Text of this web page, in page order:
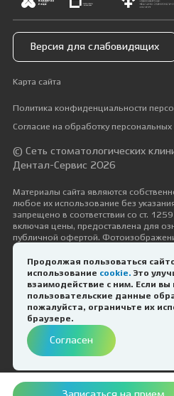
Продолжая пользоваться
использование cookie. Это
взаимодействие с ним. Если
пользовательские данные
пожалуйста, ограничьте их
браузере.
Согласен
Версия для слабовидящих
Карта сайта
Политика конфиденциальности
Согласие на обработку
© Сеть стоматологических
Дентал-Сервис 2026
Материалы сайта являются
любое их использование без
запрещено в соответствии со ст.
включая цены, предоставлена для
публичной офертой.
сайте, размещены исключительно с их
гражданско-правовых отношений с
Дизайн и разработка — Космос-Веб
ИМЕЮТСЯ
НЕОБХОДИМА
СПЕЦИАЛИСТА